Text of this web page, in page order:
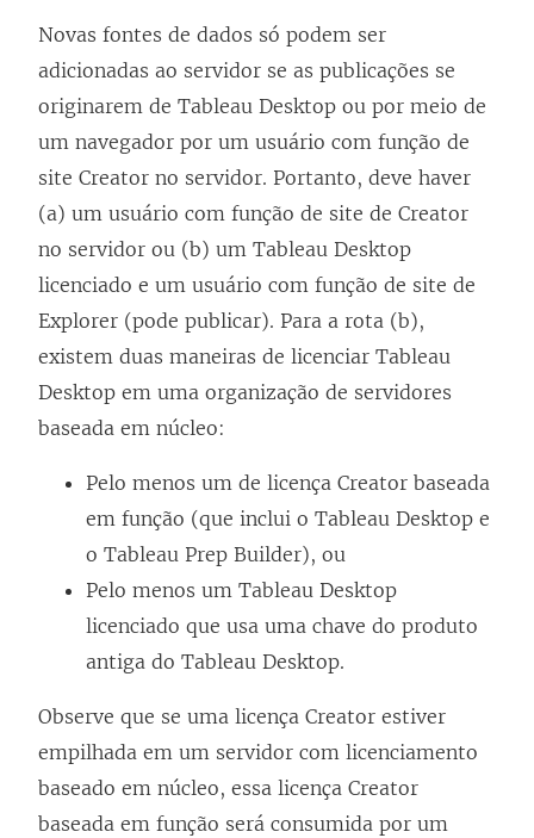
Novas fontes de dados só podem ser
adicionadas ao servidor se as publicações se
originarem de Tableau Desktop ou por meio de
um navegador por um usuário com função de
site Creator no servidor. Portanto, deve haver
(a) um usuário com função de site de Creator
no servidor ou (b) um Tableau Desktop
licenciado e um usuário com função de site de
Explorer (pode publicar). Para a rota (b),
existem duas maneiras de licenciar Tableau
Desktop em uma organização de servidores
baseada em núcleo:
Pelo menos um de licença Creator baseada
em função (que inclui o Tableau Desktop e
o Tableau Prep Builder), ou
Pelo menos um Tableau Desktop
licenciado que usa uma chave do produto
antiga do Tableau Desktop.
Observe que se uma licença Creator estiver
empilhada em um servidor com licenciamento
baseado em núcleo, essa licença Creator
baseada em função será consumida por um